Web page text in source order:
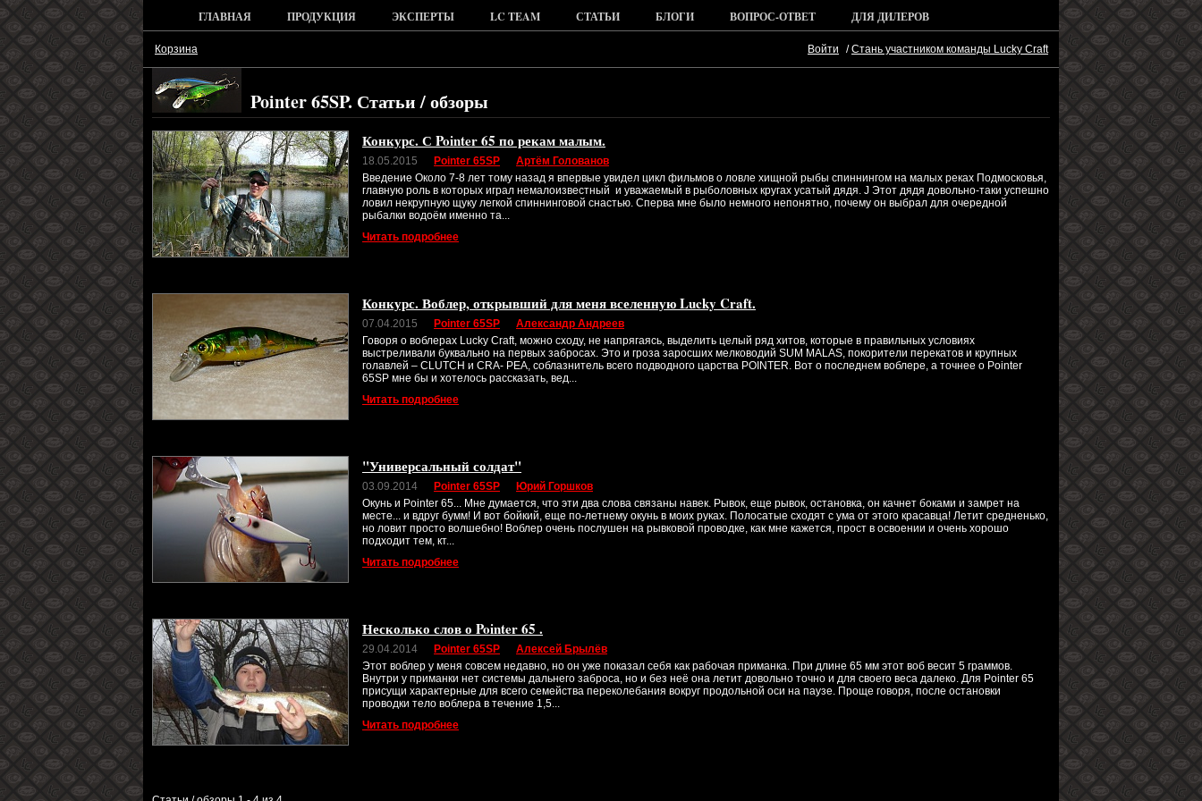
ГЛАВНАЯ ПРОДУКЦИЯ ЭКСПЕРТЫ LC TEAM СТАТЬИ БЛОГИ ВОПРОС-ОТВЕТ ДЛЯ ДИЛЕРОВ
Корзина Войти /Стань участником команды Lucky Craft
Pointer 65SP. Статьи / обзоры
Конкурс. С Pointer 65 по рекам малым.
18.05.2015 Pointer 65SP
Артём Голованов
Введение Около 7-8 лет тому назад я впервые увидел цикл фильмов о ловле хищной рыбы спиннингом на малых реках Подмосковья,
главную роль в которых играл немалоизвестный и уважаемый в рыболовных кругах усатый дядя. J Этот дядя довольно-таки успешно
ловил некрупную щуку легкой спиннинговой снастью. Сперва мне было немного непонятно, почему он выбрал для очередной
рыбалки водоём именно та...
Читать подробнее
Конкурс. Воблер, открывший для меня вселенную Lucky Craft.
07.04.2015 Pointer 65SP
Александр Андреев
Говоря о воблерах Lucky Craft, можно сходу, не напрягаясь, выделить целый ряд хитов, которые в правильных условиях
выстреливали буквально на первых забросах. Это и гроза заросших мелководий SUM MALAS, покорители перекатов и крупных
голавлей – CLUTCH и CRA- PEA, соблазнитель всего подводного царства POINTER. Вот о последнем воблере, а точнее о Pointer
65SP мне бы и хотелось рассказать, вед...
Читать подробнее
"Универсальный солдат"
03.09.2014 Pointer 65SP
Юрий Горшков
Окунь и Pointer 65... Мне думается, что эти два слова связаны навек. Рывок, еще рывок, остановка, он качнет боками и замрет на
месте... и вдруг бумм! И вот бойкий, еще по-летнему окунь в моих руках. Полосатые сходят с ума от этого красавца! Летит средненько,
но ловит просто волшебно! Воблер очень послушен на рывковой проводке, как мне кажется, прост в освоении и очень хорошо
подходит тем, кт...
Читать подробнее
Несколько слов о Pointer 65 .
29.04.2014 Pointer 65SP
Алексей Брылёв
Этот воблер у меня совсем недавно, но он уже показал себя как рабочая приманка. При длине 65 мм этот воб весит 5 граммов.
Внутри у приманки нет системы дальнего заброса, но и без неё она летит довольно точно и для своего веса далеко. Для Pointer 65
присущи характерные для всего семейства переколебания вокруг продольной оси на паузе. Проще говоря, после остановки
проводки тело воблера в течение 1,5...
Читать подробнее